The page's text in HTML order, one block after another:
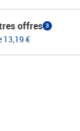
offres 3
13,19 €